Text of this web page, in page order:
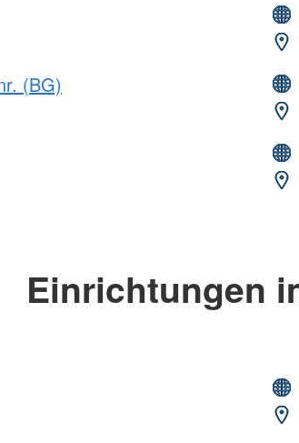
(BG)
Einrichtungen